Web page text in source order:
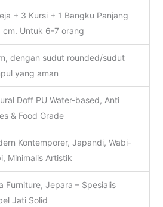
+ 3 Kursi + 1 Bangku Panjang
cm. Untuk 6-7 orang
dengan sudut rounded/sudut
yang aman
Doff PU Water-based, Anti
& Food Grade
Kontemporer, Japandi, Wabi-
Minimalis Artistik
Furniture, Jepara – Spesialis
Jati Solid